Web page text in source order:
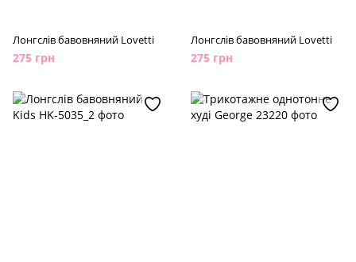
Лонгслів бавовняний Lovetti
275 грн
Лонгслів бавовняний Lovetti
275 грн